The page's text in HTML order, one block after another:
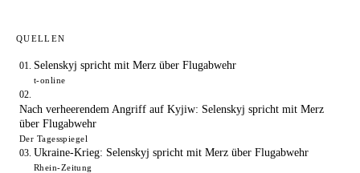
QUELLEN
Selenskyj spricht mit Merz über Flugabwehr
t-online
Nach verheerendem Angriff auf Kyjiw: Selenskyj spricht mit Merz
über Flugabwehr
Der Tagesspiegel
Ukraine-Krieg: Selenskyj spricht mit Merz über Flugabwehr
Rhein-Zeitung